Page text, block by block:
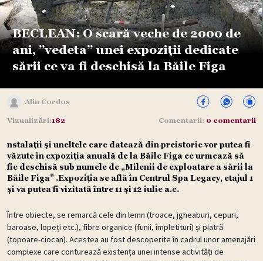
BECLEAN: O scară veche de 2000 de
ani, ”vedeta” unei expoziții dedicate
sării ce va fi deschisă la Băile Figa
Alin Cordoș
Vizualizări:182 Comentarii: 0 comentarii
nstalații și uneltele care datează din preistorie vor putea fi
văzute în expoziția anuală de la Băile Figa ce urmează să
fie deschisă sub numele de „Milenii de exploatare a sării la
Băile Figa” .Expoziția se află în Centrul Spa Legacy, etajul 1
și va putea fi vizitată între 11 și 12 iulie a.c.
Între obiecte, se remarcă cele din lemn (troace, jgheaburi, cepuri,
baroase, lopeți etc.), fibre organice (funii, împletituri) și piatră
(topoare-ciocan). Acestea au fost descoperite în cadrul unor amenajări
complexe care conturează existența unei intense activități de